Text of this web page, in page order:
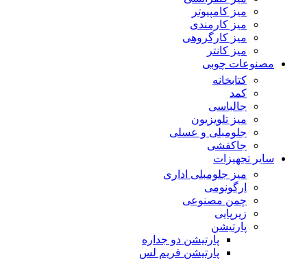
میز کامپیوتر
میز کارمندی
میز کارگروهی
میز کانتر
مصنوعات چوبی
کتابخانه
کمد
جالباسی
میز تلویزیون
جلومبلی و عسلی
جاکفشی
سایر تجهیزات
میز جلومبلی اداری
ارگونومی
چمن مصنوعی
زیرپایی
پارتیشن
پارتیشن دو جداره
پارتیشن فریم لس